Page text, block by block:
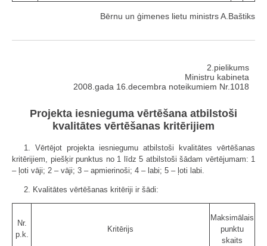
Bērnu un ģimenes lietu ministrs A.Baštiks
2.pielikums
Ministru kabineta
2008.gada 16.decembra noteikumiem Nr.1018
Projekta iesnieguma vērtēšana atbilstoši
kvalitātes vērtēšanas kritērijiem
1. Vērtējot projekta iesniegumu atbilstoši kvalitātes vērtēšanas
kritērijiem, piešķir punktus no 1 līdz 5 atbilstoši šādam vērtējumam: 1
– ļoti vāji; 2 – vāji; 3 – apmierinoši; 4 – labi; 5 – ļoti labi.
2. Kvalitātes vērtēšanas kritēriji ir šādi:
Nr.
p.k.
Kritērijs
Maksimālais
punktu
skaits